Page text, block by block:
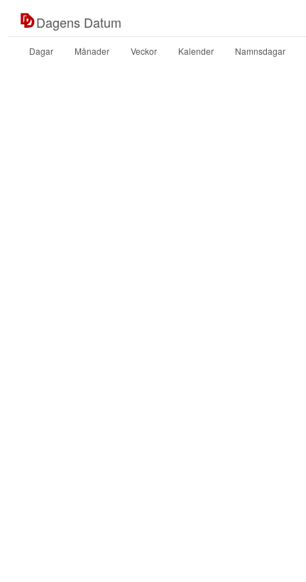
Dagens Datum
Dagar Månader Veckor Kalender Namnsdagar